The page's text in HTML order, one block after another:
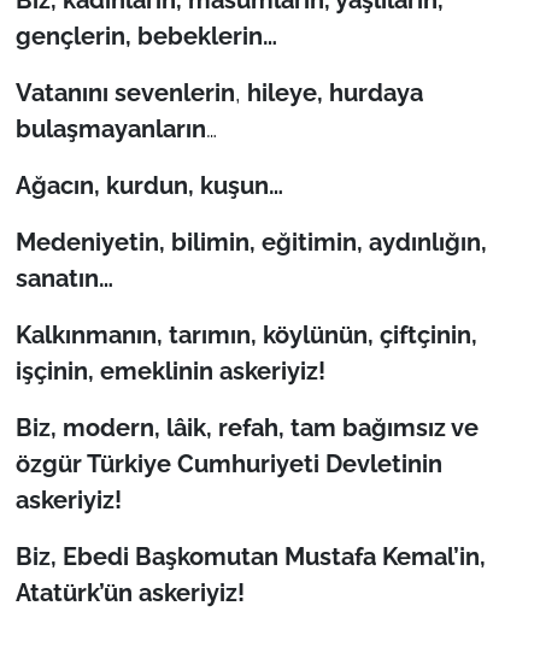
gençlerin, bebeklerin…
Vatanını sevenlerin, hileye, hurdaya
bulaşmayanların…
Ağacın, kurdun, kuşun…
Medeniyetin, bilimin, eğitimin, aydınlığın,
sanatın…
Kalkınmanın, tarımın, köylünün, çiftçinin,
işçinin, emeklinin askeriyiz!
Biz, modern, lâik, refah, tam bağımsız ve
özgür Türkiye Cumhuriyeti Devletinin
askeriyiz!
Biz, Ebedi Başkomutan Mustafa Kemal’in,
Atatürk’ün askeriyiz!